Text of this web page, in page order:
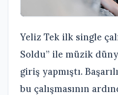
Yeliz Tek ilk single
Soldu” ile müzik
giriş yapmıştı.
bu çalışmasının